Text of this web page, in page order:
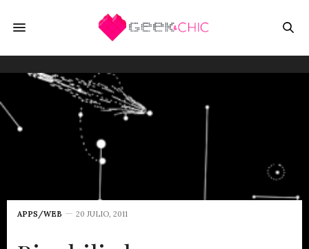
APPS/WEB 20 JULIO, 2011